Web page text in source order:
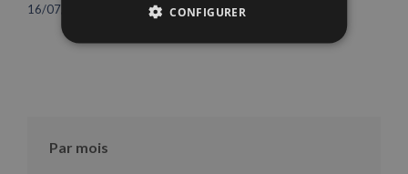
16/07/2026
Par mois
CONFIGURER